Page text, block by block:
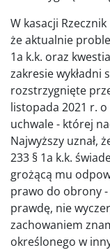
W kasacji
że aktualnie
1a k.k. oraz
zakresie wykładni
rozstrzygnięte
listopada 2021 r.
uchwale - której
Najwyższy uznał,
233 § 1a k.k.
grożącą mu
prawo do obrony
prawdę, nie
zachowaniem
określonego w